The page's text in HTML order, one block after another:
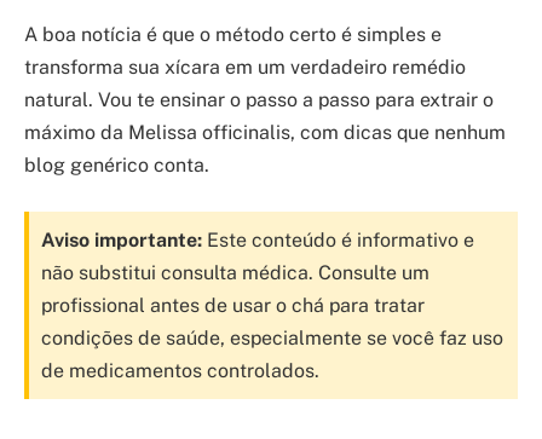
A boa notícia é que o método certo é simples e
transforma sua xícara em um verdadeiro remédio
natural. Vou te ensinar o passo a passo para extrair o
máximo da Melissa officinalis, com dicas que nenhum
blog genérico conta.
Aviso importante: Este conteúdo é informativo e
não substitui consulta médica. Consulte um
profissional antes de usar o chá para tratar
condições de saúde, especialmente se você faz uso
de medicamentos controlados.